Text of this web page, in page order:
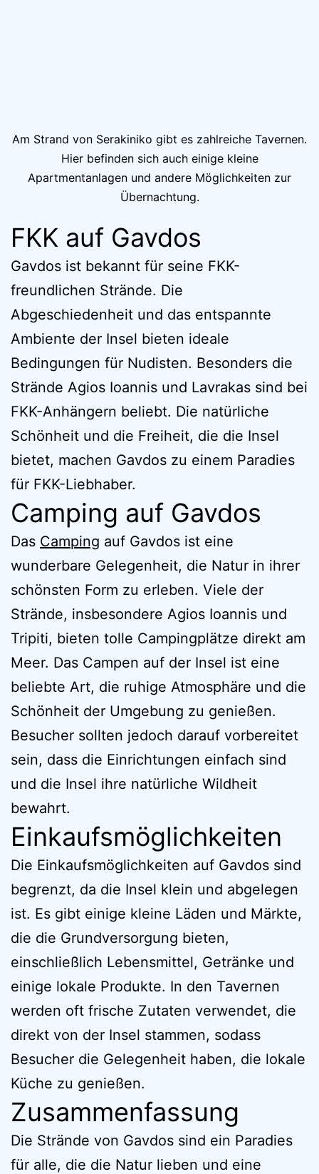
Am Strand von Serakiniko gibt es zahlreiche Tavernen.
Hier befinden sich auch einige kleine
Apartmentanlagen und andere Möglichkeiten zur
Übernachtung.
FKK auf Gavdos
Gavdos ist bekannt für seine FKK-
freundlichen Strände. Die
Abgeschiedenheit und das entspannte
Ambiente der Insel bieten ideale
Bedingungen für Nudisten. Besonders die
Strände Agios Ioannis und Lavrakas sind bei
FKK-Anhängern beliebt. Die natürliche
Schönheit und die Freiheit, die die Insel
bietet, machen Gavdos zu einem Paradies
für FKK-Liebhaber.
Camping auf Gavdos
Das Camping auf Gavdos ist eine
wunderbare Gelegenheit, die Natur in ihrer
schönsten Form zu erleben. Viele der
Strände, insbesondere Agios Ioannis und
Tripiti, bieten tolle Campingplätze direkt am
Meer. Das Campen auf der Insel ist eine
beliebte Art, die ruhige Atmosphäre und die
Schönheit der Umgebung zu genießen.
Besucher sollten jedoch darauf vorbereitet
sein, dass die Einrichtungen einfach sind
und die Insel ihre natürliche Wildheit
bewahrt.
Einkaufsmöglichkeiten
Die Einkaufsmöglichkeiten auf Gavdos sind
begrenzt, da die Insel klein und abgelegen
ist. Es gibt einige kleine Läden und Märkte,
die die Grundversorgung bieten,
einschließlich Lebensmittel, Getränke und
einige lokale Produkte. In den Tavernen
werden oft frische Zutaten verwendet, die
direkt von der Insel stammen, sodass
Besucher die Gelegenheit haben, die lokale
Küche zu genießen.
Zusammenfassung
Die Strände von Gavdos sind ein Paradies
für alle, die die Natur lieben und eine